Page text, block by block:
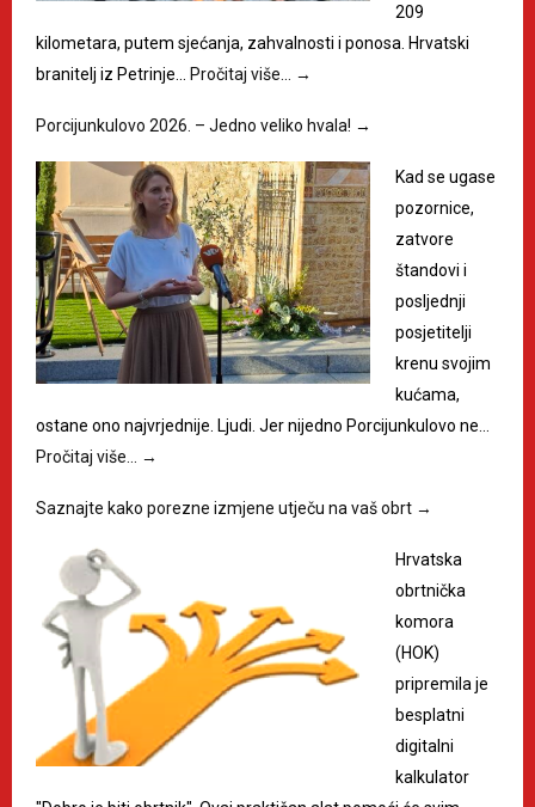
209
kilometara, putem sjećanja, zahvalnosti i ponosa. Hrvatski
branitelj iz Petrinje…
Pročitaj više… →
Porcijunkulovo 2026. – Jedno veliko hvala! →
Kad se ugase
pozornice,
zatvore
štandovi i
posljednji
posjetitelji
krenu svojim
kućama,
ostane ono najvrjednije. Ljudi. Jer nijedno Porcijunkulovo ne…
Pročitaj više…
→
Saznajte kako porezne izmjene utječu na vaš obrt →
Hrvatska
obrtnička
komora
(HOK)
pripremila je
besplatni
digitalni
kalkulator